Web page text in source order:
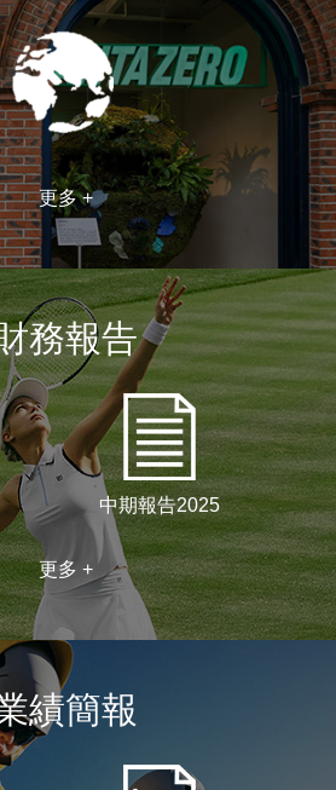
更多 +
務報告
中期報告2025
更多 +
績簡報